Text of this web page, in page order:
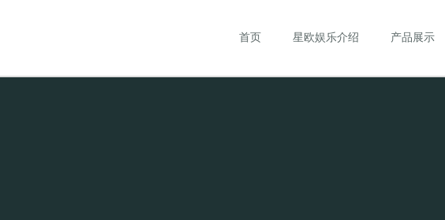
首页 星欧娱乐介绍 产品展示